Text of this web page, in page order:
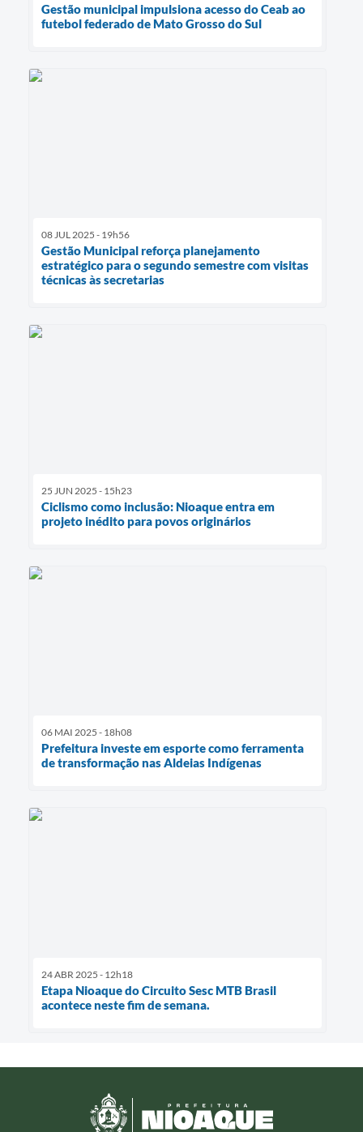
Gestão municipal impulsiona acesso do Ceab ao
futebol federado de Mato Grosso do Sul
08 JUL 2025 - 19h56
Gestão Municipal reforça planejamento
estratégico para o segundo semestre com visitas
técnicas às secretarias
25 JUN 2025 - 15h23
Ciclismo como inclusão: Nioaque entra em
projeto inédito para povos originários
06 MAI 2025 - 18h08
Prefeitura investe em esporte como ferramenta
de transformação nas Aldeias Indígenas
24 ABR 2025 - 12h18
Etapa Nioaque do Circuito Sesc MTB Brasil
acontece neste fim de semana.